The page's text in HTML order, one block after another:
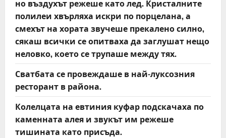
но въздухът режеше като лед. Кристалните
полилеи хвърляха искри по порцелана, а
смехът на хората звучеше прекалено силно,
сякаш всички се опитваха да заглушат нещо
неловко, което се трупаше между тях.
Сватбата се провеждаше в най-луксозния
ресторант в района.
Колелцата на евтиния куфар подскачаха по
каменната алея и звукът им режеше
тишината като присъда.